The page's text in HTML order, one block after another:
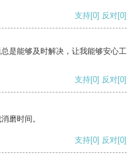
支持[0] 反对[0]
是能够及时解决，让我能够安心工
支持[0] 反对[0]
磨时间。
支持[0] 反对[0]